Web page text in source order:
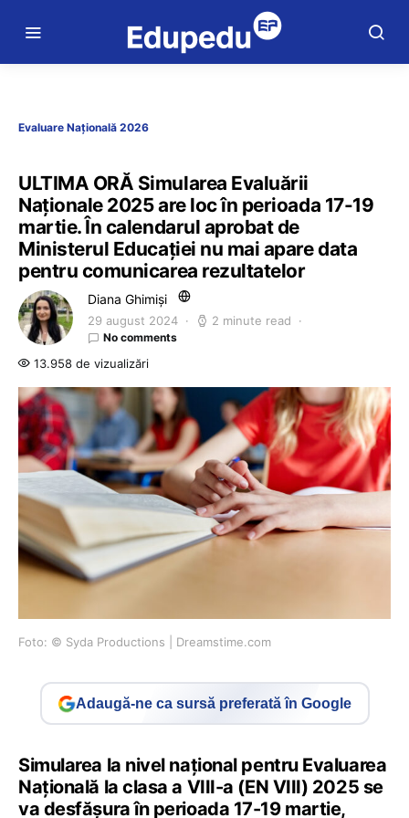
Evaluare Națională 2026
ULTIMA ORĂ Simularea Evaluării
Naționale 2025 are loc în perioada 17-19
martie. În calendarul aprobat de
Ministerul Educației nu mai apare data
pentru comunicarea rezultatelor
Diana Ghimiși
29 august 2024 2 minute read
No comments
13.958 de vizualizări
Foto: © Syda Productions | Dreamstime.com
Adaugă-ne ca sursă preferată în Google
Simularea la nivel național pentru Evaluarea
Națională la clasa a VIII-a (EN VIII) 2025 se
va desfășura în perioada 17-19 martie,